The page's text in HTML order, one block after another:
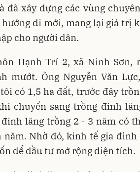
đã xây dựng các vùng
đi mới, mang lại giá trị
cho người dân.
Hạnh Trí 2, xã Ninh Sơn,
mướt. Ông Nguyễn Văn
có 1,5 ha đất, trước đây
chuyển sang trồng đinh
lăng trồng 2 - 3 năm có
năm. Nhờ đó, kinh tế gia
để đầu tư mở rộng diện tích.